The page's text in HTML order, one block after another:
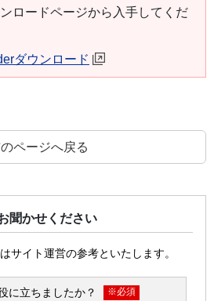
ロードページから入手してくだ
ダウンロード
ページへ戻る
聞かせください